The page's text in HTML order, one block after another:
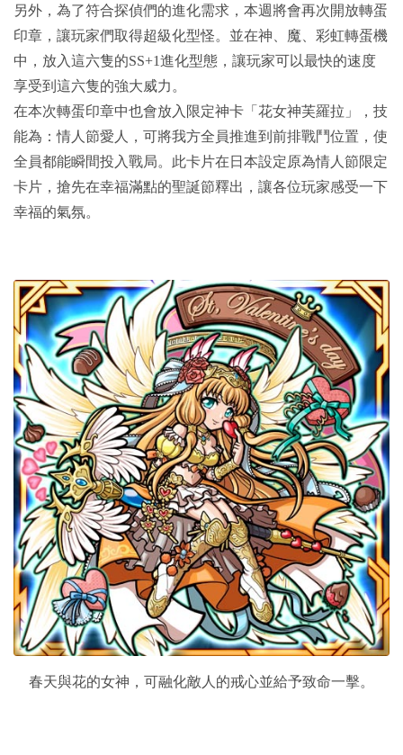
另外，為了符合探偵們的進化需求，本週將會再次開放轉蛋
印章，讓玩家們取得超級化型怪。並在神、魔、彩虹轉蛋機
中，放入這六隻的SS+1進化型態，讓玩家可以最快的速度
享受到這六隻的強大威力。
在本次轉蛋印章中也會放入限定神卡「花女神芙羅拉」，技
能為：情人節愛人， 可將我方全員推進到前排戰鬥位置，使
全員都能瞬間投入戰局。此卡片在日本設定原為情人節限定
卡片，搶先在幸福滿點的聖誕節釋出，讓各位玩家感受一下
幸福的氣氛。
春天與花的女神，可融化敵人的戒心並給予致命一擊。